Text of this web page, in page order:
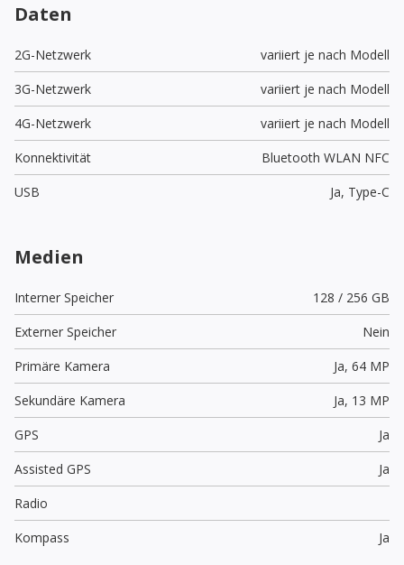
Daten
2G-Netzwerk
variiert je nach Modell
3G-Netzwerk
variiert je nach Modell
4G-Netzwerk
variiert je nach Modell
Konnektivität
Bluetooth WLAN NFC
USB
Ja, Type-C
Medien
Interner Speicher
128 / 256 GB
Externer Speicher
Nein
Primäre Kamera
Ja, 64 MP
Sekundäre Kamera
Ja, 13 MP
GPS
Ja
Assisted GPS
Ja
Radio
Kompass
Ja